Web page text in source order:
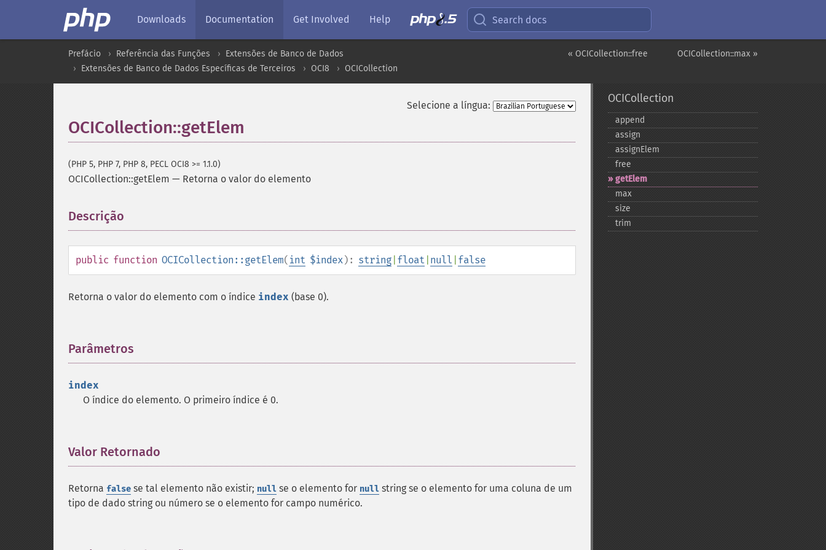
Downloads Documentation Get Involved Help Search docs
OCICollection::max »
« OCICollection::free
Prefácio Referência das Funções
Extensões de Banco de Dados
Extensões de Banco de Dados Específicas de Terceiros
OCI8 OCICollection
Selecione a língua:
OCICollection::getElem
(PHP 5, PHP 7, PHP 8, PECL OCI8 >= 1.1.0)
OCICollection::getElem — Retorna o valor do elemento
Descrição
public function OCICollection::getElem( int $index): string float null false
Retorna o valor do elemento com o índice index (base 0).
Parâmetros
index
O índice do elemento. O primeiro índice é 0.
Valor Retornado
Retorna false se tal elemento não existir; null se o elemento for null string se o elemento for uma coluna de um
tipo de dado string ou número se o elemento for campo numérico.
OCICollection
append
assign
assignElem
free
getElem
max
size
trim